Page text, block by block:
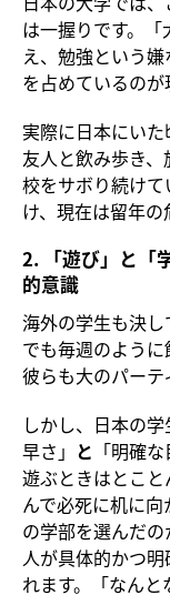
は一握りです。
え、勉強という
を占めているのが
実際に日本にい
友人と飲み歩き
校をサボり続け
け、現在は留年の
2. 「遊び」と「
的意識
海外の学生も決
でも毎週のように
彼らも大のパーテ
しかし、日本の
早さ」 と 「明確
遊ぶときはとこ
んで必死に机に
の学部を選んだ
人が具体的かつ
れます。「なん